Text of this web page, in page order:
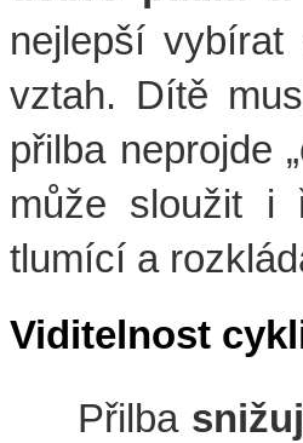
nejlepší
vztah. Dítě
přilba neprojde
může sloužit i
tlumící a
Viditelnost
Přilba